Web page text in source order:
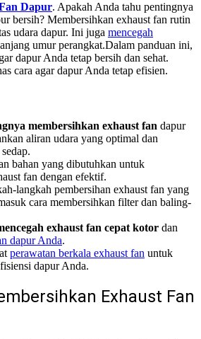
Dapur. Apakah Anda tahu pentingnya
bersih? Membersihkan exhaust fan rutin
udara dapur. Ini juga mencegah
umur perangkat.Dalam panduan ini,
dapur Anda tetap bersih dan sehat.
cara agar dapur Anda tetap efisien.
membersihkan exhaust fan dapur
aliran udara yang optimal dan
bahan yang dibutuhkan untuk
fan dengan efektif.
langkah pembersihan exhaust fan yang
cara membersihkan filter dan baling-
exhaust fan cepat kotor dan
dapur Anda.
perawatan berkala exhaust fan untuk
dapur Anda.
Exhaust Fan